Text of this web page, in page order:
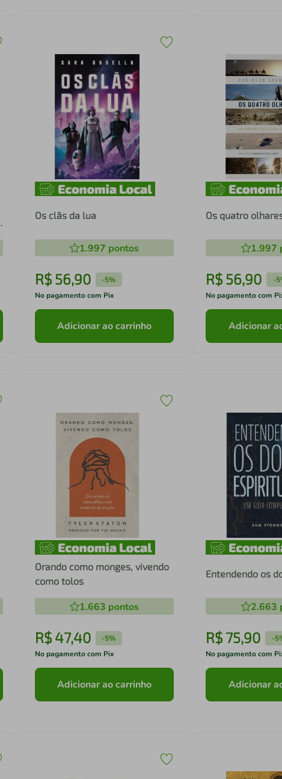
Os clãs da lua
1.997 pontos
R$ 56,90 -5%
No pagamento com Pix
Adicionar ao carrinho
Os quatro
1.997
R$56,90 -
No pagamento com
Adicionar
Orando como monges, vivendo
como tolos
1.663 pontos
R$ 47,40 -5%
No pagamento com Pix
Adicionar ao carrinho
Entendendo os
2.663
R$75,90 -
No pagamento com
Adicionar